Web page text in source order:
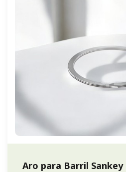
Aro para Barril Sankey